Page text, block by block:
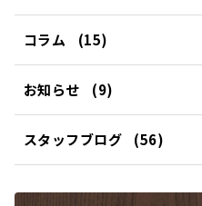
コラム (15)
お知らせ (9)
スタッフブログ (56)